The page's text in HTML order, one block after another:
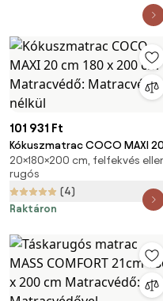
101 931 Ft
Kókuszmatrac COCO MAXI
cm 180 x 200 cm Matracvédő:
Matracvédő nélkül
20×180×200 cm, felfekvés
rugós
(4)
Raktáron